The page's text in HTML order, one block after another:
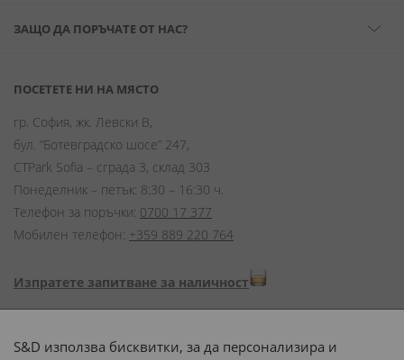
ЗАЩО ДА ПОРЪЧАТЕ ОТ НАС?
ПОСЕТЕТЕ НИ НА МЯСТО
гр. София, жк. Левски В,
бул. “Ботевградско шосе” 247,
CTPark Sofia – сграда 3, склад 303
Понеделник – петък: 8:30 – 16:30 ч.
Телефон за поръчки: 0700 17 377
Мобилен телефон: +359 889 220 764
Изпратете запитване за наличност
Начини на плащане:
S&D използва бисквитки, за да персонализира и